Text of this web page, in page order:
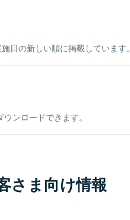
日の新しい順に掲載しています。
ンロードできます。
さま向け情報